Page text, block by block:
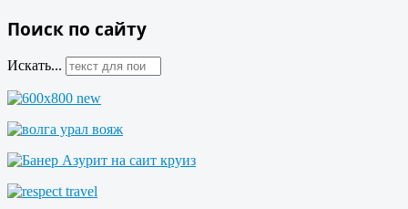
Поиск по сайту
Искать...